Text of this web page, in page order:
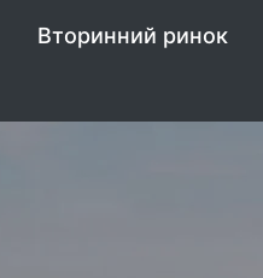
Вторинний ринок